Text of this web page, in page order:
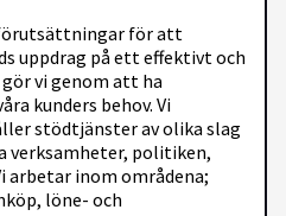
förutsättningar för att
uppdrag på ett effektivt och
vi genom att ha
kunders behov. Vi
stödtjänster av olika slag
verksamheter, politiken,
arbetar inom områdena;
löne- och